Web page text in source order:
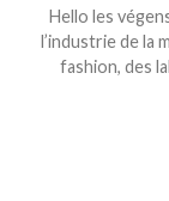
Hello les
l’industrie de la
fashion, des